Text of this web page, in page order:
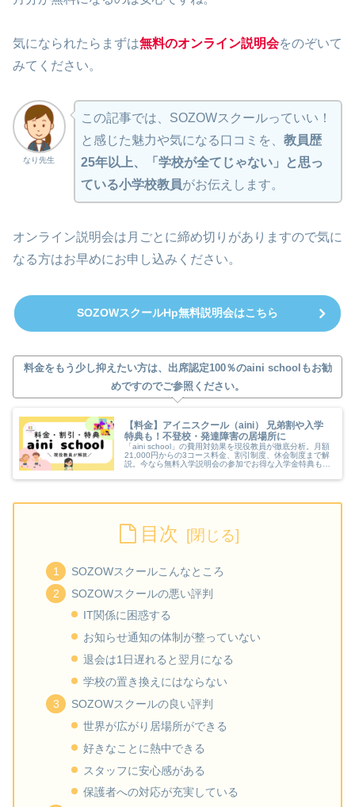
気になられたらまずは無料のオンライン説明会をのぞいて
みてください。
なり先生
この記事では、SOZOWスクールっていい！
と感じた魅力や気になる口コミを、 教員歴
25年以上、「学校が全てじゃない」と思っ
ている小学校教員がお伝えします。
オンライン説明会は月ごとに締め切りがありますので気に
なる方はお早めにお申し込みください。
SOZOWスクールHp無料説明会はこちら
料金をもう少し抑えたい方は、出席認定100％のaini schoolもお勧
めですのでご参照ください。
【料金】アイニスクール（aini） 兄弟割や入学
特典も！不登校・発達障害の居場所に
「aini school」の費用対効果を現役教員が徹底分析。月額
21,000円からの3コース料金、割引制度、休会制度まで解
説。今なら無料入学説明会の参加でお得な入学金特典もあ
スクールのaini schoolです。
目次
SOZOWスクールこんなところ
SOZOWスクールの悪い評判
IT関係に困惑する
お知らせ通知の体制が整っていない
退会は1日遅れると翌月になる
学校の置き換えにはならない
SOZOWスクールの良い評判
世界が広がり居場所ができる
好きなことに熱中できる
スタッフに安心感がある
保護者への対応が充実している